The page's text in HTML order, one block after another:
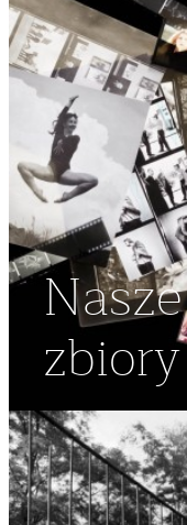
Nasze
zbiory